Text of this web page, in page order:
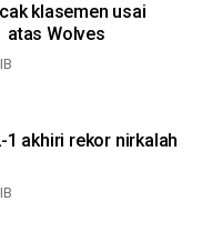
klasemen usai
atas Wolves
akhiri rekor nirkalah